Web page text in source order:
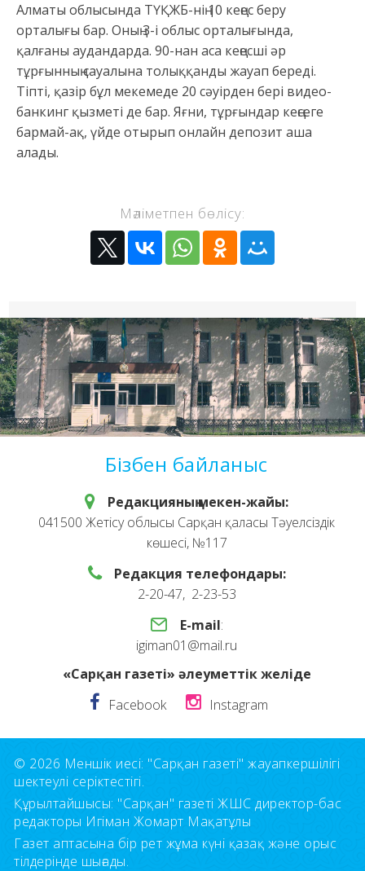
Алматы облысында ТҮҚЖБ-нің 10 кеңес беру
орталығы бар. Оның 3-і облыс орталығында,
қалғаны аудандарда. 90-нан аса кеңесші әр
тұрғынның сауалына толыққанды жауап береді.
Тіпті, қазір бұл мекемеде 20 сәуірден бері видео-
банкинг қызметі де бар. Яғни, тұрғындар кеңсеге
бармай-ақ, үйде отырып онлайн депозит аша
алады.
Мәліметпен бөлісу:
Бізбен байланыс
Редакцияның мекен-жайы:
041500 Жетісу облысы Сарқан қаласы Тәуелсіздік
көшесі, №117
Редакция телефондары:
2-20-47, 2-23-53
E-mail:
igiman01@mail.ru
«Сарқан газеті» әлеуметтік желіде
Facebook
Instagram
© 2026 Меншік иесі: "Сарқан газеті" жауапкершілігі
шектеулі серіктестігі.
Құрылтайшысы: "Сарқан" газеті ЖШС директор-бас
редакторы Игіман Жомарт Мақатұлы
Газет аптасына бір рет жұма күні қазақ және орыс
тілдерінде шығады.